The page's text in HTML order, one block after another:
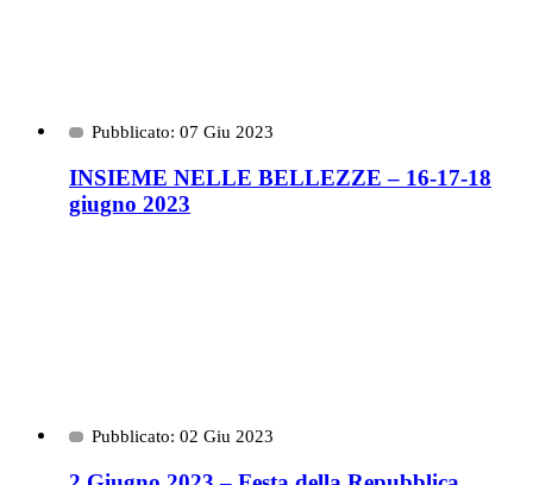
Pubblicato: 07 Giu 2023
INSIEME NELLE BELLEZZE – 16-17-18
giugno 2023
Pubblicato: 02 Giu 2023